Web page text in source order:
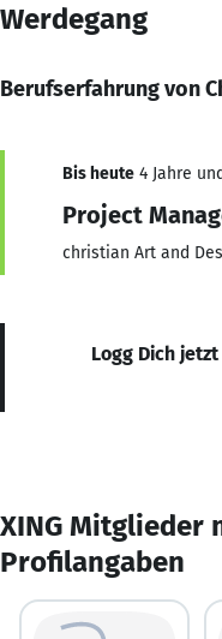
Werdegang
Berufserfahrung von
Bis heute 4 Jahre
Project
christian Art and
Logg Dich
XING Mitglieder
Profilangaben